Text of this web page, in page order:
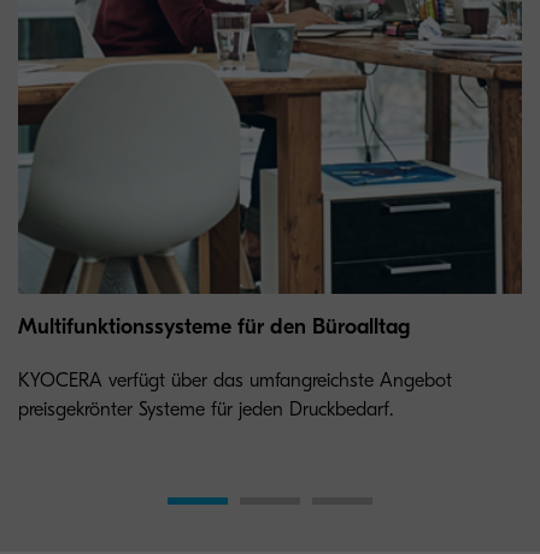
Multifunktionssysteme für den Büroalltag
KYOCERA verfügt über das umfangreichste Angebot
preisgekrönter Systeme für jeden Druckbedarf.